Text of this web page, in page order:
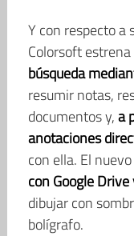
Y con respecto a
Colorsoft estrena
búsqueda
resumir notas,
documentos y,a
anotaciones
con ella. El
conGoogle
dibujar con
bolígrafo.